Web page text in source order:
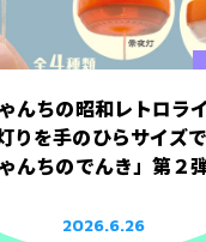
ゃんちの昭和レトロラ
りを手のひらサイズ
ゃんちのでんき」第２
2026.6.26